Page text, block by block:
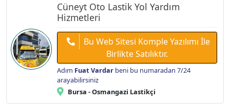
Cüneyt Oto Lastik Yol Yardım
Hizmetleri
Bu Web Sitesi Komple Yazılımı İle
Birlikte Satılıktır.
Adım Fuat Vardar beni bu numaradan 7/24
arayabilirsiniz
Bursa - Osmangazi Lastikçi